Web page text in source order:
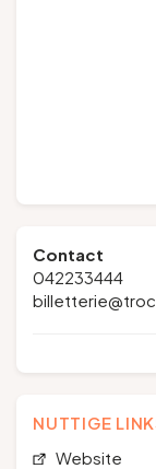
Contact
042233444
NUTTIGE
Website